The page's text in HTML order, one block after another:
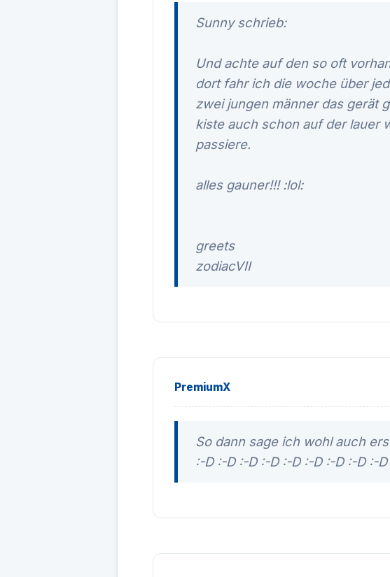
Sunny schrieb:
Und achte auf den so oft
dort fahr ich die woche über
zwei jungen männer das gerät
kiste auch schon auf der lauer
passiere.
alles gauner!!! :lol:
greets
zodiacVII
PremiumX
So dann sage ich wohl auch
:-D :-D :-D :-D :-D :-D :-D :-D :-D